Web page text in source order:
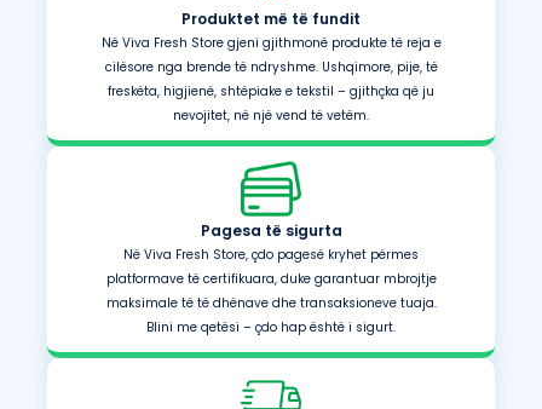
Produktet më të fundit
Në Viva Fresh Store gjeni gjithmonë produkte të reja e
cilësore nga brende të ndryshme. Ushqimore, pije, të
freskëta, higjienë, shtëpiake e tekstil – gjithçka që ju
nevojitet, në një vend të vetëm.
Pagesa të sigurta
Në Viva Fresh Store, çdo pagesë kryhet përmes
platformave të certifikuara, duke garantuar mbrojtje
maksimale të të dhënave dhe transaksioneve tuaja.
Blini me qetësi – çdo hap është i sigurt.